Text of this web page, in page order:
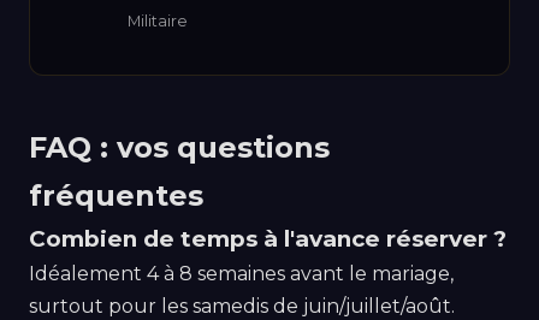
Militaire
FAQ : vos questions
fréquentes
Combien de temps à l'avance réserver ?
Idéalement 4 à 8 semaines avant le mariage,
surtout pour les samedis de juin/juillet/août.